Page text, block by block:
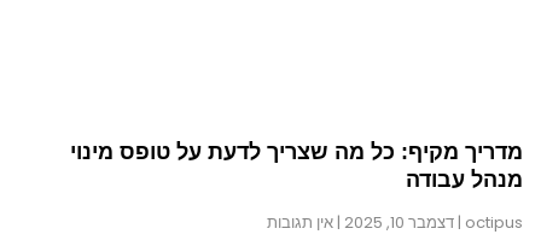
מדריך מקיף: כל מה שצריך לדעת על טופס מינוי
מנהל עבודה
octipus דצמבר 10, 2025 אין תגובות